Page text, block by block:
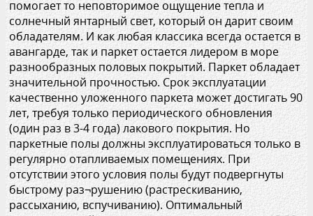
помогает то неповторимое ощущение тепла и
солнечный янтарный свет, который он дарит своим
обладателям. И как любая классика всегда остается в
авангарде, так и паркет остается лидером в море
разнообразных половых покрытий. Паркет обладает
значительной прочностью. Срок эксплуатации
качественно уложенного паркета может достигать 90
лет, требуя только периодического обновления
(один раз в 3-4 года) лакового покрытия. Но
паркетные полы должны эксплуатироваться только в
регулярно отапливаемых помещениях. При
отсутствии этого условия полы будут подвергнуты
быстрому раз¬рушению (растрескиванию,
рассыханию, вспучиванию). Оптимальный